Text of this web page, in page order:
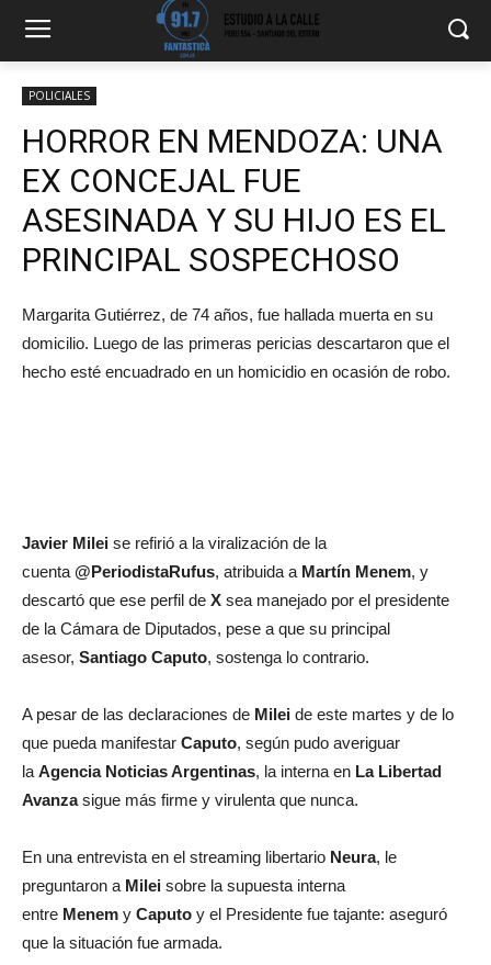
POLICIALES
HORROR EN MENDOZA: UNA
EX CONCEJAL FUE
ASESINADA Y SU HIJO ES EL
PRINCIPAL SOSPECHOSO
Margarita Gutiérrez, de 74 años, fue hallada muerta en su
domicilio. Luego de las primeras pericias descartaron que el
hecho esté encuadrado en un homicidio en ocasión de robo.
Javier Milei se refirió a la viralización de la
cuenta @PeriodistaRufus, atribuida a Martín Menem, y
descartó que ese perfil de X sea manejado por el presidente
de la Cámara de Diputados, pese a que su principal
asesor, Santiago Caputo, sostenga lo contrario.
A pesar de las declaraciones de Milei de este martes y de lo
que pueda manifestar Caputo, según pudo averiguar
la Agencia Noticias Argentinas, la interna en La Libertad
Avanzasigue más firme y virulenta que nunca.
En una entrevista en el streaming libertario Neura, le
preguntaron a Milei sobre la supuesta interna
entre Menem y Caputo y el Presidente fue tajante: aseguró
que la situación fue armada.